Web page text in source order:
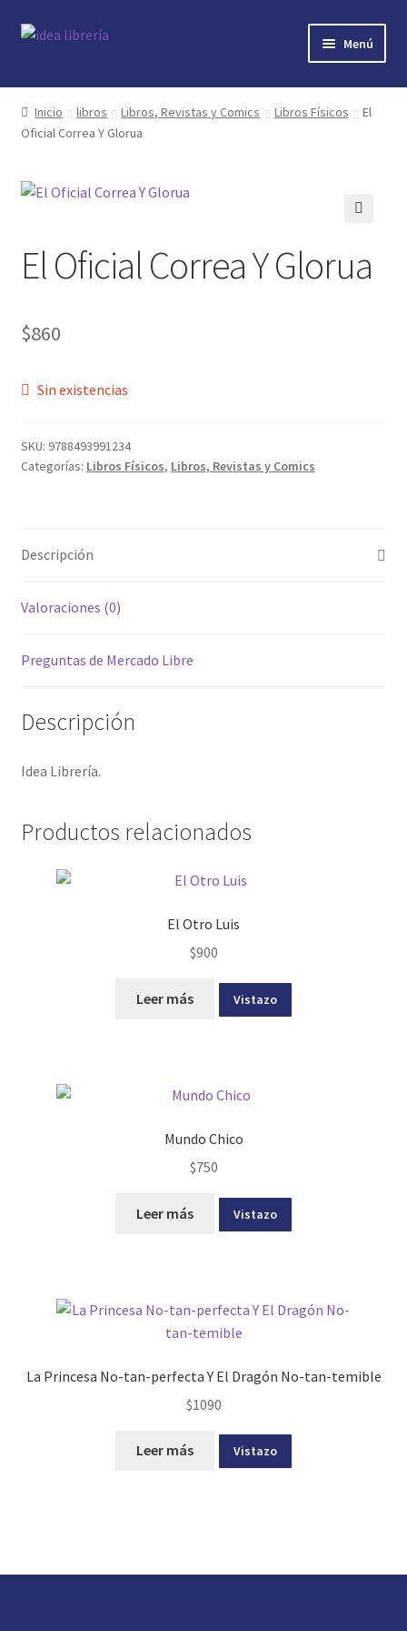
Ir
Ir
Menú
Inicio
contacto
libros
nosotros
novedades
Inicio libros Libros, Revistas y Comics Libros Físicos
El
Oficial Correa Y Glorua
El Oficial Correa Y Glorua
$860
Sin existencias
SKU: 9788493991234
Categorías: Libros Físicos, Libros, Revistas y Comics
Descripción
Valoraciones (0)
Preguntas de Mercado Libre
Descripción
Idea Librería.
Productos relacionados
El Otro Luis
$900
Leer más Vistazo
Mundo Chico
$750
Leer más Vistazo
La Princesa No-tan-perfecta Y El Dragón No-tan-temible
$1090
Leer más Vistazo